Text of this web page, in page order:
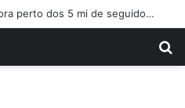
Vitória Souza: jovem pastora perto dos 5 mi de seguidores na web